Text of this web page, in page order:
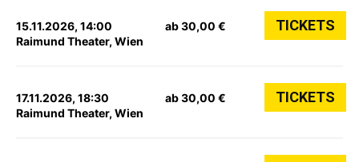
15.11.2026, 14:00
Raimund Theater, Wien
ab 30,00 € TICKETS
17.11.2026, 18:30
Raimund Theater, Wien
ab 30,00 € TICKETS